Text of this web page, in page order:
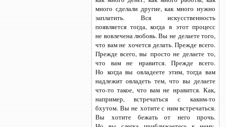
много сделали другие, как много нужно
заплатить. Вся искусственность
появляется тогда, когда в этот процесс
не вовлечена любовь. Вы не делаете того,
что вам не хочется делать. Прежде всего.
Прежде всего, вы просто не делаете то,
что вам не нравится. Прежде всего.
Но когда вы овладеете этим, тогда вам
надлежит овладеть тем, что вы делаете
что-то такое, что вам не нравится. Как,
например, встречаться с каким-то
бхутом. Вы не хотите с ним встречаться.
Вы хотите бежать от него прочь.